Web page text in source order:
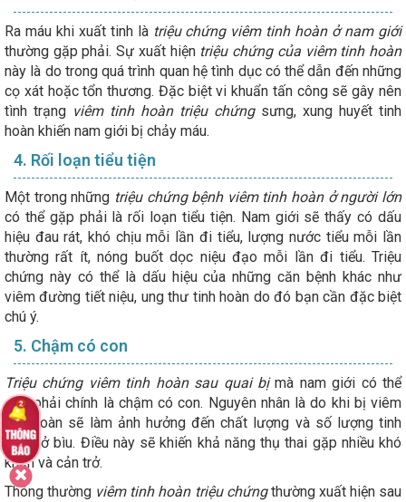
Ra máu khi xuất tinh là triệu chứng viêm tinh hoàn ở nam giới
thường gặp phải. Sự xuất hiệntriệu chứng của viêm tinh hoàn
này là do trong quá trình quan hệ tình dục có thể dẫn đến những
cọ xát hoặc tổn thương. Đặc biệt vi khuẩn tấn công sẽ gây nên
tình trạng viêm tinh hoàn triệu chứngsưng, xung huyết tinh
hoàn khiến nam giới bị chảy máu.
4. Rối loạn tiểu tiện
Một trong những triệu chứng bệnh viêm tinh hoàn ở người lớn
có thể gặp phải là rối loạn tiểu tiện. Nam giới sẽ thấy có dấu
hiệu đau rát, khó chịu mỗi lần đi tiểu, lượng nước tiểu mỗi lần
thường rất ít, nóng buốt dọc niệu đạo mỗi lần đi tiểu. Triệu
chứng này có thể là dấu hiệu của những căn bệnh khác như
viêm đường tiết niệu, ung thư tinh hoàn do đó bạn cần đặc biệt
chú ý.
5. Chậm có con
Triệu chứng viêm tinh hoàn sau quai bịmà nam giới có thể
gặp phải chính là chậm có con. Nguyên nhân là do khi bị viêm
tinh hoàn sẽ làm ảnh hưởng đến chất lượng và số lượng tinh
trùng ở bìu. Điều này sẽ khiến khả năng thụ thai gặp nhiều khó
khăn và cản trở.
Thông thường viêm tinh hoàn triệu chứngthường xuất hiện sau